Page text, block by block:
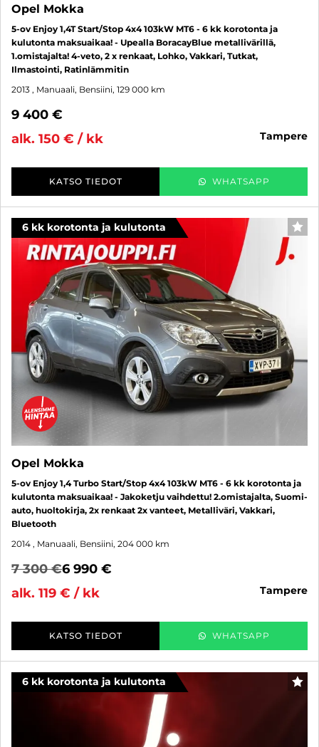
Opel Mokka
5-ov Enjoy 1,4T Start/Stop 4x4 103kW MT6 - 6 kk korotonta ja
kulutonta maksuaikaa! - Upealla BoracayBlue metallivärillä,
1.omistajalta! 4-veto, 2 x renkaat, Lohko, Vakkari, Tutkat,
Ilmastointi, Ratinlämmitin
2013 , Manuaali, Bensiini, 129 000 km
9 400 €
alk. 150 € / kk
tampere
KATSO TIEDOT WHATSAPP
6 kk korotonta ja kulutonta
Opel Mokka
5-ov Enjoy 1,4 Turbo Start/Stop 4x4 103kW MT6 - 6 kk korotonta ja
kulutonta maksuaikaa! - Jakoketju vaihdettu! 2.omistajalta, Suomi-
auto, huoltokirja, 2x renkaat 2x vanteet, Metalliväri, Vakkari,
Bluetooth
2014 , Manuaali, Bensiini, 204 000 km
7 300 €6 990 €
alk. 119 € / kk
tampere
KATSO TIEDOT WHATSAPP
6 kk korotonta ja kulutonta